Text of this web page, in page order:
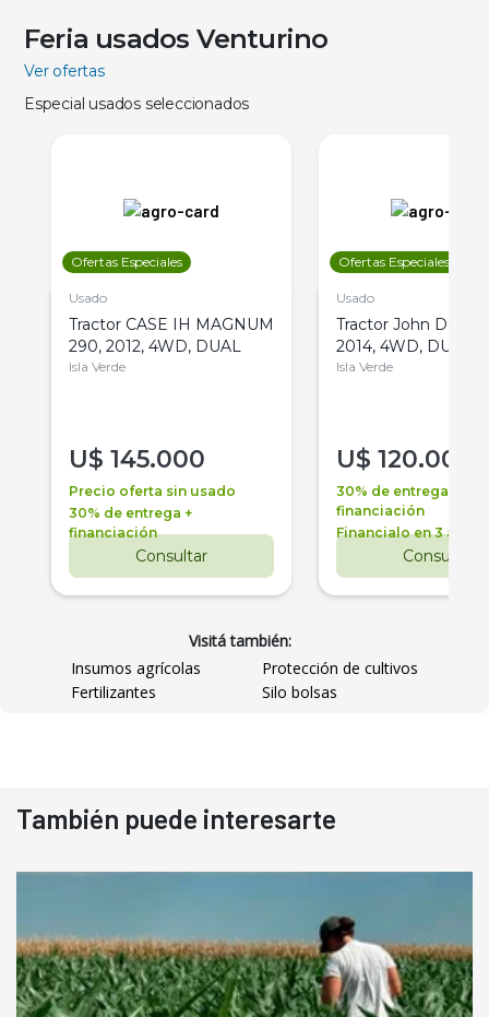
Feria usados Venturino
Ver ofertas
Especial usados seleccionados
Ofertas Especiales
Usado
Tractor CASE IH MAGNUM
290, 2012, 4WD, DUAL
Isla Verde
U$ 145.000
Precio oferta sin usado
30% de entrega +
financiación
Consultar
Ofertas Especiales
Usado
Tractor John Deere
2014, 4WD, DUAL
Isla Verde
U$ 120.000
30% de entrega +
financiación
Financialo en 3 años
Consultar
Visitá también:
Insumos agrícolas
Protección de cultivos
Fertilizantes
Silo bolsas
También puede interesarte